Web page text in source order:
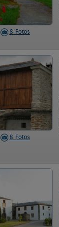
8 Fotos
8 Fotos